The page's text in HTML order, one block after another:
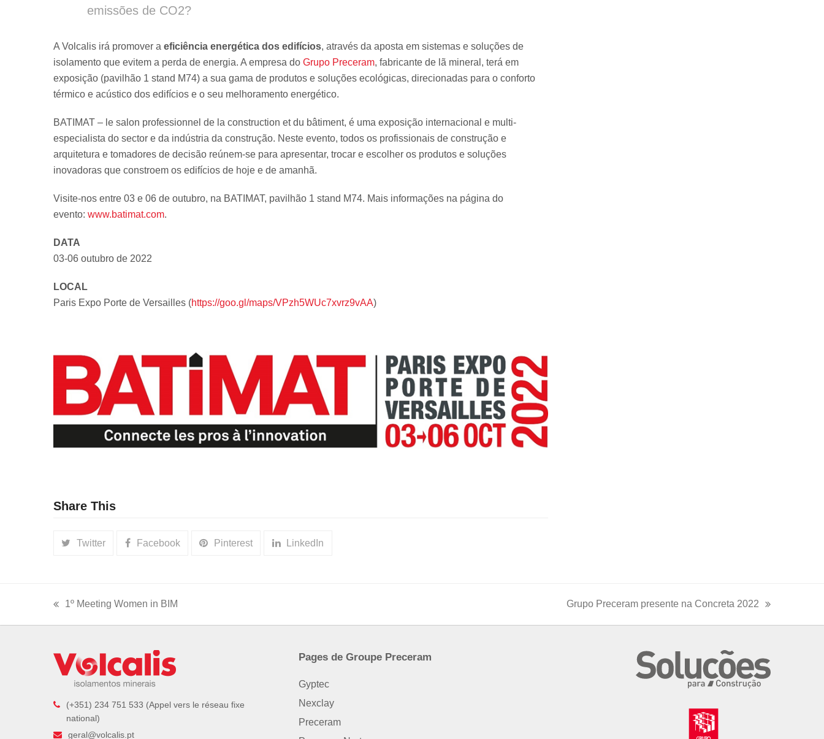
emissões de CO2?
A Volcalis irá promover a eficiência energética dos edifícios, através da aposta em sistemas e soluções de
isolamento que evitem a perda de energia. A empresa do Grupo Preceram, fabricante de lã mineral, terá em
exposição (pavilhão 1 stand M74) a sua gama de produtos e soluções ecológicas, direcionadas para o conforto
térmico e acústico dos edifícios e o seu melhoramento energético.
BATIMAT – le salon professionnel de la construction et du bâtiment, é uma exposição internacional e multi-
especialista do sector e da indústria da construção. Neste evento, todos os profissionais de construção e
arquitetura e tomadores de decisão reúnem-se para apresentar, trocar e escolher os produtos e soluções
inovadoras que constroem os edifícios de hoje e de amanhã.
Visite-nos entre 03 e 06 de outubro, na BATIMAT, pavilhão 1 stand M74. Mais informações na página do
evento: www.batimat.com.
DATA
03-06 outubro de 2022
LOCAL
Paris Expo Porte de Versailles (https://goo.gl/maps/VPzh5WUc7xvrz9vAA)
Share This
Twitter Facebook Pinterest LinkedIn
post:
1º Meeting Women in BIM
next
post:
Grupo Preceram presente na Concreta 2022
(+351) 234 751 533 (Appel vers le réseau fixe
national)
geral@volcalis.pt
Pages de Groupe Preceram
Gyptec
Nexclay
Preceram